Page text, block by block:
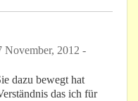
November, 2012 -
dazu bewegt hat
das ich für